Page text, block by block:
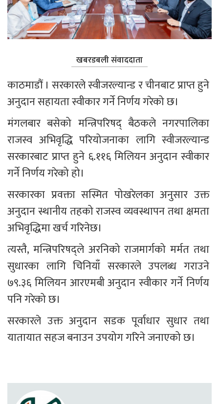
खबरडबली संवाददाता
काठमाडौं । सरकारले स्वीजरल्यान्ड र चीनबाट प्राप्त हुने
अनुदान सहायता स्वीकार गर्ने निर्णय गरेको छ।
मंगलबार बसेको मन्त्रिपरिषद् बैठकले नगरपालिका
राजस्व अभिवृद्धि परियोजनाका लागि स्वीजरल्यान्ड
सरकारबाट प्राप्त हुने ६.११६ मिलियन अनुदान स्वीकार
गर्ने निर्णय गरेको हो।
सरकारका प्रवक्ता सस्मित पोखरेलका अनुसार उक्त
अनुदान स्थानीय तहको राजस्व व्यवस्थापन तथा क्षमता
अभिवृद्धिमा खर्च गरिनेछ।
त्यस्तै, मन्त्रिपरिषद्ले अरनिको राजमार्गको मर्मत तथा
सुधारका लागि चिनियाँ सरकारले उपलब्ध गराउने
७९.३६ मिलियन आरएमबी अनुदान स्वीकार गर्ने निर्णय
पनि गरेको छ।
सरकारले उक्त अनुदान सडक पूर्वाधार सुधार तथा
यातायात सहज बनाउन उपयोग गरिने जनाएको छ।